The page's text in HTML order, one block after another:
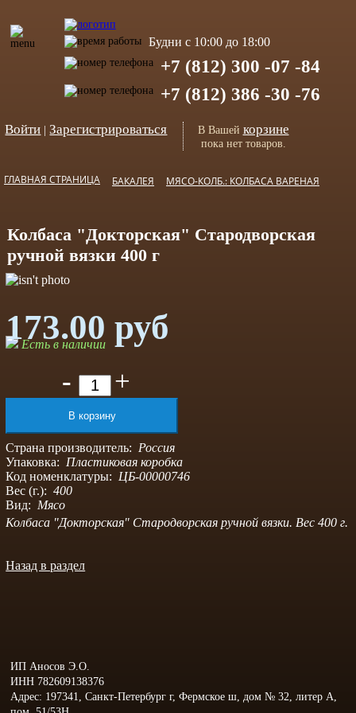
Будни с 10:00 до 18:00
+7 (812) 300 -07 -84
+7 (812) 386 -30 -76
Войти |Зарегистрироваться В Вашей корзине
пока нет товаров.
ГЛАВНАЯ СТРАНИЦА БАКАЛЕЯ МЯСО-КОЛБ.: КОЛБАСА ВАРЕНАЯ
Колбаса "Докторская" Стародворская
ручной вязки 400 г
173.00 руб
Есть в наличии
- +
Страна производитель: Россия
Упаковка: Пластиковая коробка
Код номенклатуры: ЦБ-00000746
Вес (г.): 400
Вид: Мясо
Колбаса "Докторская" Стародворская ручной вязки. Вес 400 г.
Назад в раздел
ИП Аносов Э.О.
ИНН 782609138376
Адрес: 197341, Санкт-Петербург г, Фермское ш, дом № 32, литер А,